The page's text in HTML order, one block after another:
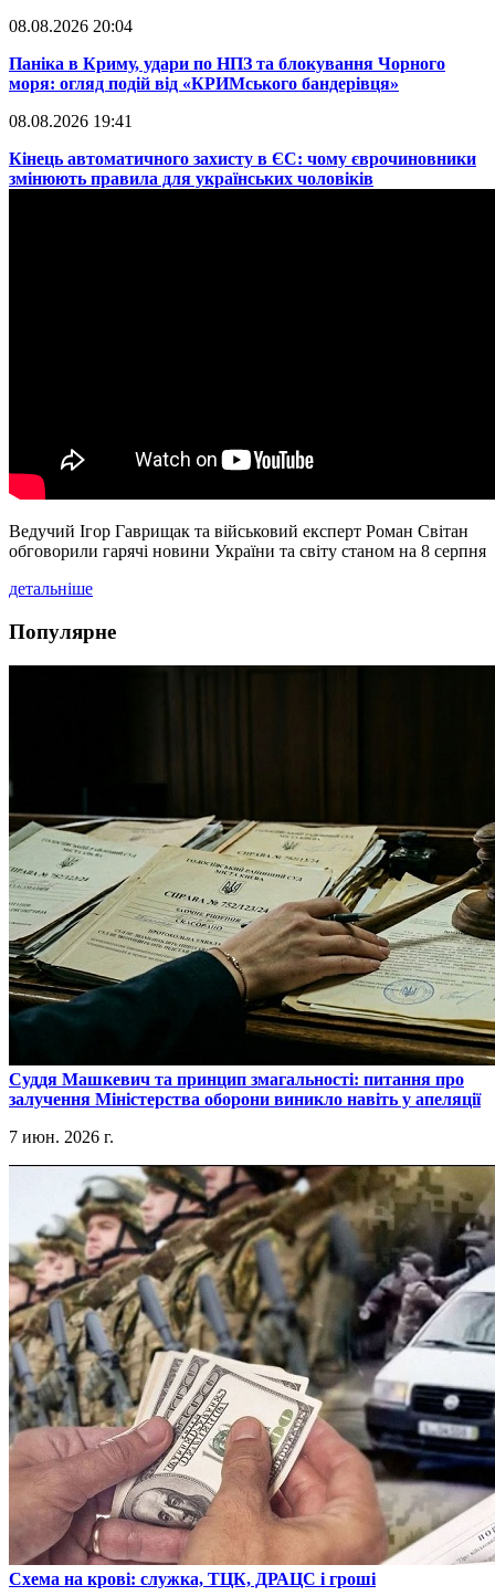
08.08.2026 20:04
Паніка в Криму, удари по НПЗ та блокування Чорного
моря: огляд подій від «КРИМського бандерівця»
08.08.2026 19:41
​Кінець автоматичного захисту в ЄС: чому єврочиновники
змінюють правила для українських чоловіків
Ведучий Ігор Гаврищак та військовий експерт Роман Світан
обговорили гарячі новини України та світу станом на 8 серпня
детальніше
Популярне
​Суддя Машкевич та принцип змагальності: питання про
залучення Міністерства оборони виникло навіть у апеляції
7 июн. 2026 г.
​Схема на крові: служка, ТЦК, ДРАЦС і гроші